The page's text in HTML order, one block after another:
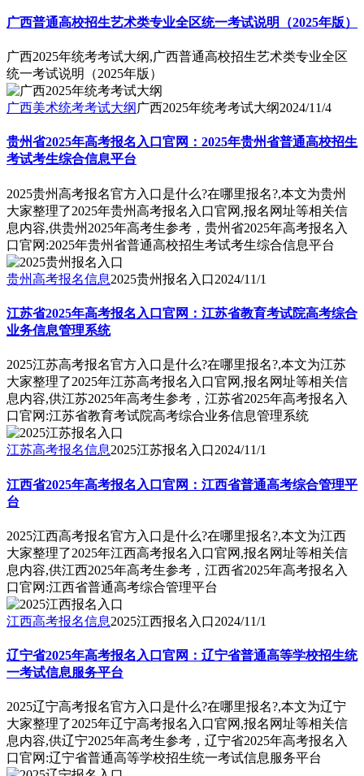
广西普通高校招生艺术类专业全区统一考试说明（2025年版）
广西2025年统考考试大纲,广西普通高校招生艺术类专业全区
统一考试说明（2025年版）
广西美术统考考试大纲 广西2025年统考考试大纲2024/11/4
贵州省2025年高考报名入口官网：2025年贵州省普通高校招生
考试考生综合信息平台
2025贵州高考报名官方入口是什么?在哪里报名?,本文为贵州
大家整理了2025年贵州高考报名入口官网,报名网址等相关信
息内容,供贵州2025年高考生参考，贵州省2025年高考报名入
口官网:2025年贵州省普通高校招生考试考生综合信息平台
贵州高考报名信息2025贵州报名入口2024/11/1
江苏省2025年高考报名入口官网：江苏省教育考试院高考综合
业务信息管理系统
2025江苏高考报名官方入口是什么?在哪里报名?,本文为江苏
大家整理了2025年江苏高考报名入口官网,报名网址等相关信
息内容,供江苏2025年高考生参考，江苏省2025年高考报名入
口官网:江苏省教育考试院高考综合业务信息管理系统
江苏高考报名信息2025江苏报名入口2024/11/1
江西省2025年高考报名入口官网：江西省普通高考综合管理平
台
2025江西高考报名官方入口是什么?在哪里报名?,本文为江西
大家整理了2025年江西高考报名入口官网,报名网址等相关信
息内容,供江西2025年高考生参考，江西省2025年高考报名入
口官网:江西省普通高考综合管理平台
江西高考报名信息2025江西报名入口2024/11/1
辽宁省2025年高考报名入口官网：辽宁省普通高等学校招生统
一考试信息服务平台
2025辽宁高考报名官方入口是什么?在哪里报名?,本文为辽宁
大家整理了2025年辽宁高考报名入口官网,报名网址等相关信
息内容,供辽宁2025年高考生参考，辽宁省2025年高考报名入
口官网:辽宁省普通高等学校招生统一考试信息服务平台